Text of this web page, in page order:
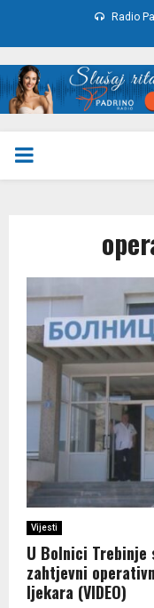
Radio
PRIMARY
Vijesti
U Bolnici Trebinje
zahtjevni
ljekara (VIDEO)